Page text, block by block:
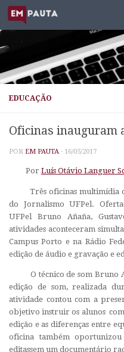
Skip to content
EDUCAÇÃO
Oficinas inauguram
POR EM PAUTA · 16/05/2017
Por Luís Otávio Languer
Três oficinas multimídia
do Jornalismo UFPel.
UFPel Bruno Añaña,
atividades aconteceram
Campus Porto e na Rádio
edição de áudio e gravação e
O técnico de som Bruno
edição de som, realizada
atividade contou com a
objetivo instruir os alunos com
edição e as diferenças entre
oficina também
editassem um documentário